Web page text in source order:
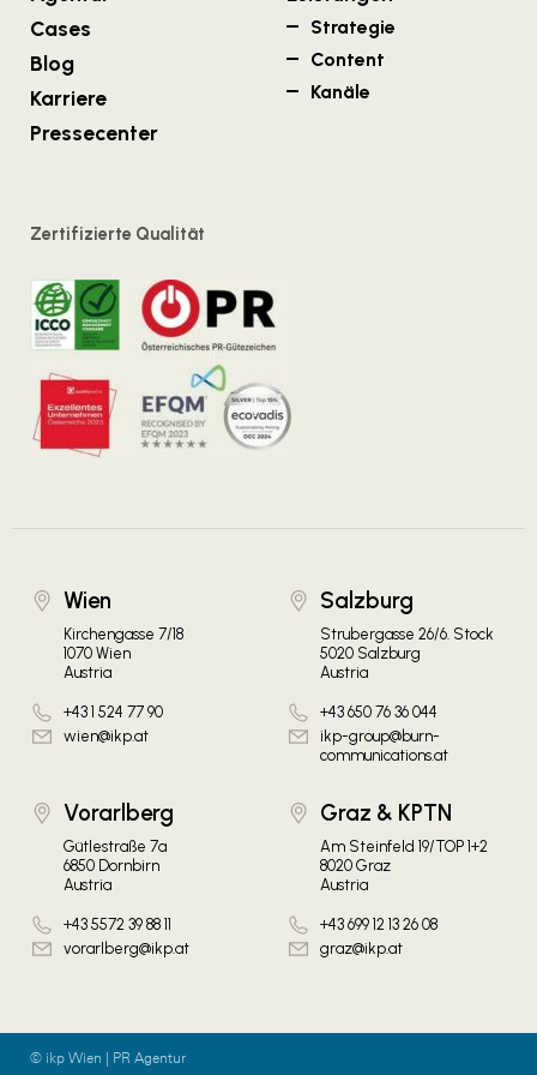
Cases
Blog
Karriere
Pressecenter
Strategie
Content
Kanäle
Zertifizierte Qualität
Wien
Kirchengasse 7/18
1070 Wien
Austria
+43 1 524 77 90
wien@ikp.at
Salzburg
Strubergasse 26/6. Stock
5020 Salzburg
Austria
+43 650 76 36 044
ikp-group@burn-
communications.at
Vorarlberg
Gütlestraße 7a
6850 Dornbirn
Austria
+43 5572 39 88 11
vorarlberg@ikp.at
Graz & KPTN
Am Steinfeld 19/TOP 1+2
8020 Graz
Austria
+43 699 12 13 26 08
graz@ikp.at
© ikp Wien | PR Agentur